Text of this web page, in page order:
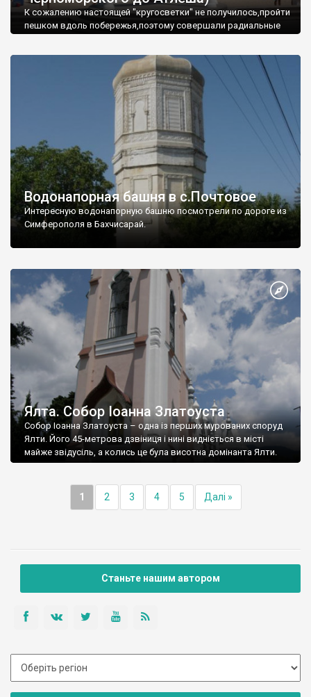
К сожалению настоящей "кругосветки" не получилось,пройти
пешком вдоль побережья,поэтому совершали радиальные
Водонапорная башня в с.Почтовое
Интересную водонапорную башню посмотрели по дороге из
Симферополя в Бахчисарай.
Ялта. Собор Іоанна Златоуста
Собор Іоанна Златоуста – одна із перших мурованих споруд
Ялти. Його 45-метрова дзвіниця і нині видніється в місті
майже звідусіль, а колись це була висотна домінанта Ялти.
1 2 3 4 5 Далі »
Станьте нашим автором